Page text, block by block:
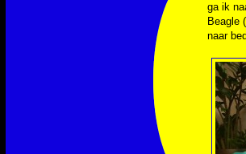
ga ik
Beagle
naar